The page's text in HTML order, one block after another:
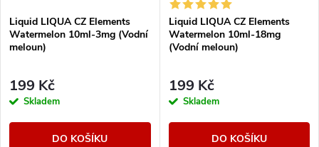
Liquid LIQUA CZ Elements
Watermelon 10ml-3mg (Vodní
meloun)
199 Kč
Skladem
DO KOŠÍKU
Liquid LIQUA CZ Elements
Watermelon 10ml-18mg
(Vodní meloun)
199 Kč
Skladem
DO KOŠÍKU